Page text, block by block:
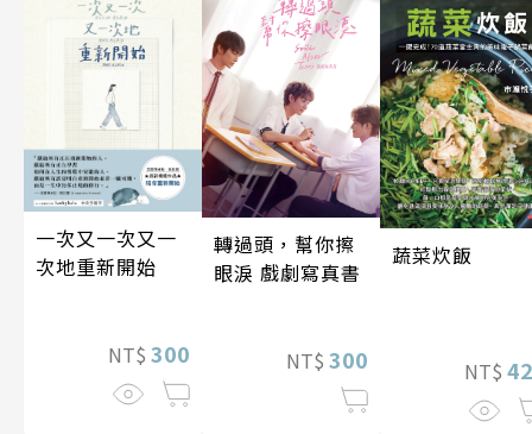
一次又一次又一
次地重新開始
NT$ 300
轉過頭，幫你擦
眼淚 戲劇寫真書
NT$ 300
蔬菜炊飯
NT$